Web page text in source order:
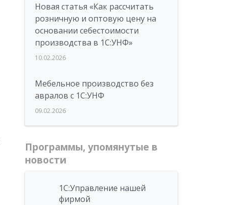
Новая статья «Как рассчитать
розничную и оптовую цену на
основании себестоимости
производства в 1С:УНФ»
10.02.2026
Мебельное производство без
авралов с 1С:УНФ
09.02.2026
Программы, упомянутые в
новости
1С:Управление нашей
фирмой